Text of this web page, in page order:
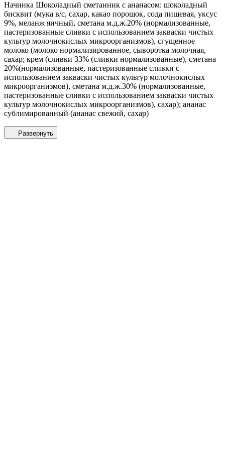
Начинка Шоколадный сметанник с ананасом: шоколадный
бисквит (мука в/с, сахар, какао порошок, сода пищевая, уксус
9%, меланж яичный, сметана м.д.ж.20% (нормализованные,
пастеризованные сливки с использованием закваски чистых
культур молочнокислых микроорганизмов), сгущенное
молоко (молоко нормализированное, сыворотка молочная,
сахар; крем (сливки 33% (сливки нормализованные), сметана
20%(нормализованные, пастеризованные сливки с
использованием закваски чистых культур молочнокислых
микроорганизмов), сметана м.д.ж.30% (нормализованные,
пастеризованные сливки с использованием закваски чистых
культур молочнокислых микроорганизмов), сахар); ананас
сублимированный (ананас свежий, сахар)
Развернуть